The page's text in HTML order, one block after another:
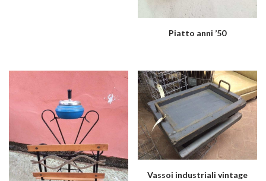
Piatto anni ’50
Vassoi industriali vintage